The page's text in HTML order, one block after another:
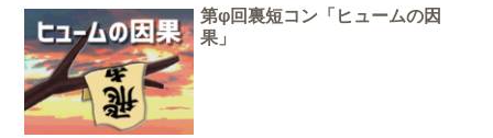
第φ回裏短コン「ヒュームの因
果」